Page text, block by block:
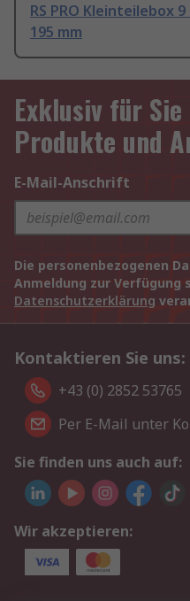
RS PRO Kleinteilebox
195 mm
Exklusiv für
Produkte und
E-Mail-Anschrift
Die personenbezogenen
Anmeldung zur Verfügung
Datenschutzerklärung
Kontaktieren Sie uns:
+43 (0) 2852 53765
Per E-Mail unter
Sie finden uns auch auf:
Wir akzeptieren: